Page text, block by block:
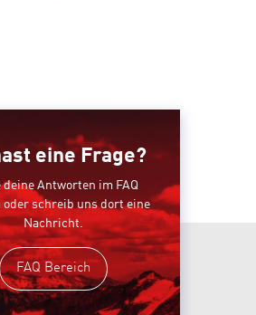
eine Frage?
deine Antworten im FAQ
oder schreib uns dort eine
Nachricht.
FAQ Bereich